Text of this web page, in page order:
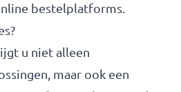
bestelplatforms.
u niet alleen
maar ook een